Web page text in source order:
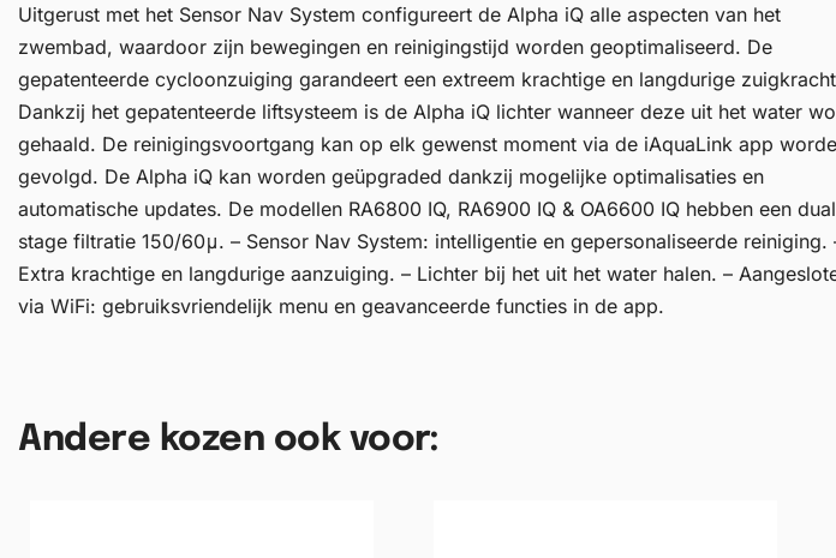
Uitgerust met het Sensor Nav System configureert de Alpha iQ alle aspecten van het
zwembad, waardoor zijn bewegingen en reinigingstijd worden geoptimaliseerd. De
gepatenteerde cycloonzuiging garandeert een extreem krachtige en langdurige
Dankzij het gepatenteerde liftsysteem is de Alpha iQ lichter wanneer deze uit het water
gehaald. De reinigingsvoortgang kan op elk gewenst moment via de iAquaLink app
gevolgd. De Alpha iQ kan worden geüpgraded dankzij mogelijke optimalisaties en
automatische updates. De modellen RA6800 IQ, RA6900 IQ & OA6600 IQ hebben een dual
stage filtratie 150/60μ. – Sensor Nav System: intelligentie en gepersonaliseerde reiniging.
Extra krachtige en langdurige aanzuiging. – Lichter bij het uit het water halen. –
via WiFi: gebruiksvriendelijk menu en geavanceerde functies in de app.
Andere kozen ook voor: